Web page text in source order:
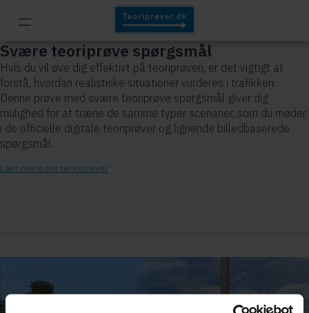
Svære teoriprøve spørgsmål
Hvis du vil øve dig effektivt på teoriprøven, er det vigtigt at
forstå, hvordan realistiske situationer vurderes i trafikken.
Denne prøve med svære teoriprøve spørgsmål giver dig
mulighed for at træne de samme typer scenarier, som du møder
i de officielle digitale teoriprøver og lignende billedbaserede
spørgsmål.
Læs mere om teoriprøver